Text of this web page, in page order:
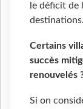
le déficit de
destinations.
Certains
succès
renouvelés
Si on